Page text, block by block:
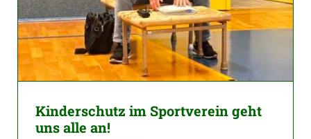
Kinderschutz im Sportverein geht
uns alle an!